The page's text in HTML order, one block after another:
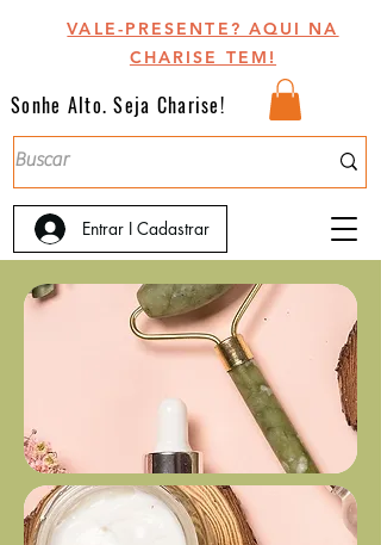
VALE-PRESENTE? AQUI NA
CHARISE TEM!
Sonhe Alto. Seja Charise!
Entrar I Cadastrar